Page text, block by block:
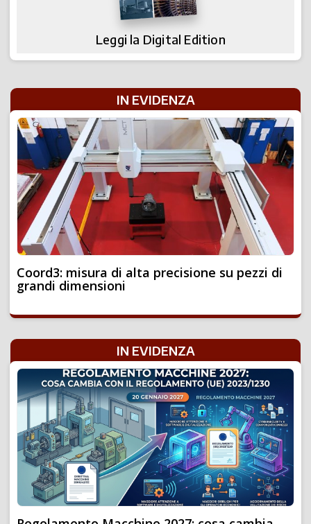
Leggi la Digital Edition
IN EVIDENZA
Coord3: misura di alta precisione su pezzi di
grandi dimensioni
IN EVIDENZA